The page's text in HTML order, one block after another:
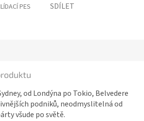
PES SDÍLET
od Londýna po Tokio, Belvedere
podniků, neodmyslitelná od
všude po světě.